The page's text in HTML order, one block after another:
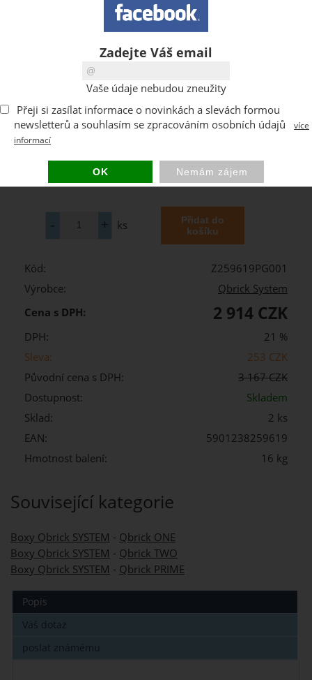
ks
Kód:
Z259619PG001
Výrobce:
Qbrick System
Cena s DPH:
2 914 CZK
DPH:
21 %
Sleva:
253 CZK
Původní cena s DPH:
3 167 CZK
Dostupnost:
Skladem
Sklad:
2 ks
EAN:
5901238259619
Hmotnost balení:
16 kg
Související kategorie
Boxy Qbrick SYSTEM - Qbrick ONE
Boxy Qbrick SYSTEM - Qbrick TWO
Boxy Qbrick SYSTEM - Qbrick PRIME
Popis
Váš dotaz
poslat známému
Zadejte Váš email
Vaše údaje nebudou zneužity
Přeji si zasílat informace o novinkách a slevách formou
newsletterů a souhlasím se zpracováním osobních údajů
více
informací